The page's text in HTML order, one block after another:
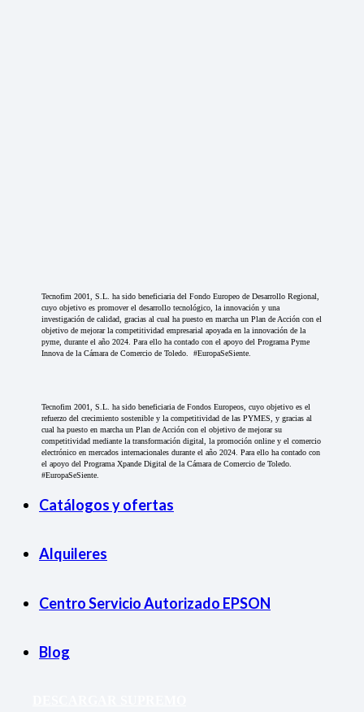
Tecnofim 2001, S.L. ha sido beneficiaria del Fondo Europeo de Desarrollo Regional,
cuyo objetivo es promover el desarrollo tecnológico, la innovación y una
investigación de calidad, gracias al cual ha puesto en marcha un Plan de Acción con el
objetivo de mejorar la competitividad empresarial apoyada en la innovación de la
pyme, durante el año 2024. Para ello ha contado con el apoyo del Programa Pyme
Innova de la Cámara de Comercio de Toledo. #EuropaSeSiente.
Tecnofim 2001, S.L. ha sido beneficiaria de Fondos Europeos, cuyo objetivo es el
refuerzo del crecimiento sostenible y la competitividad de las PYMES, y gracias al
cual ha puesto en marcha un Plan de Acción con el objetivo de mejorar su
competitividad mediante la transformación digital, la promoción online y el comercio
electrónico en mercados internacionales durante el año 2024. Para ello ha contado con
el apoyo del Programa Xpande Digital de la Cámara de Comercio de Toledo.
#EuropaSeSiente.
Catálogos y ofertas
Alquileres
Centro Servicio Autorizado EPSON
Blog